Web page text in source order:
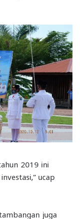
2019 ini
ucap
juga